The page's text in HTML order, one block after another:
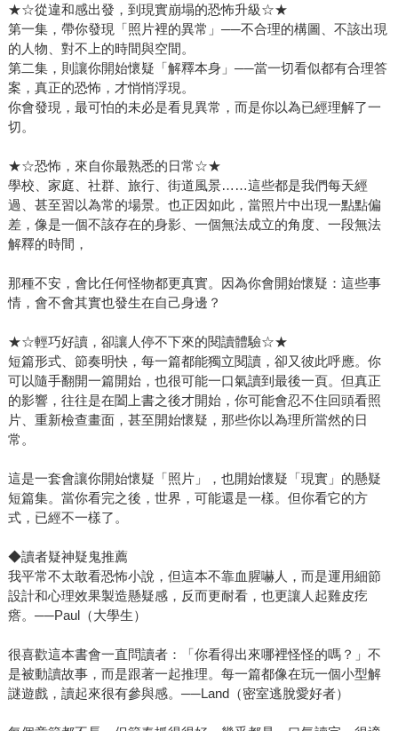
★☆從違和感出發，到現實崩塌的恐怖升級☆★
第一集，帶你發現「照片裡的異常」──不合理的構圖、不該出現
的人物、對不上的時間與空間。
第二集，則讓你開始懷疑「解釋本身」──當一切看似都有合理答
案，真正的恐怖，才悄悄浮現。
你會發現，最可怕的未必是看見異常，而是你以為已經理解了一
切。
★☆恐怖，來自你最熟悉的日常☆★
學校、家庭、社群、旅行、街道風景……這些都是我們每天經
過、甚至習以為常的場景。也正因如此，當照片中出現一點點偏
差，像是一個不該存在的身影、一個無法成立的角度、一段無法
解釋的時間，
那種不安，會比任何怪物都更真實。因為你會開始懷疑：這些事
情，會不會其實也發生在自己身邊？
★☆輕巧好讀，卻讓人停不下來的閱讀體驗☆★
短篇形式、節奏明快，每一篇都能獨立閱讀，卻又彼此呼應。你
可以隨手翻開一篇開始，也很可能一口氣讀到最後一頁。但真正
的影響，往往是在闔上書之後才開始，你可能會忍不住回頭看照
片、重新檢查畫面，甚至開始懷疑，那些你以為理所當然的日
常。
這是一套會讓你開始懷疑「照片」，也開始懷疑「現實」的懸疑
短篇集。當你看完之後，世界，可能還是一樣。但你看它的方
式，已經不一樣了。
◆讀者疑神疑鬼推薦
我平常不太敢看恐怖小說，但這本不靠血腥嚇人，而是運用細節
設計和心理效果製造懸疑感，反而更耐看，也更讓人起雞皮疙
瘩。──Paul（大學生）
很喜歡這本書會一直問讀者：「你看得出來哪裡怪怪的嗎？」不
是被動讀故事，而是跟著一起推理。每一篇都像在玩一個小型解
謎遊戲，讀起來很有參與感。──Land（密室逃脫愛好者）